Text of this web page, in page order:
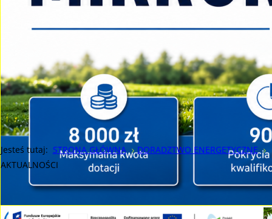
Jesteś tutaj: STRONA GŁÓWNA
DORADZTWO ENERGETYCZNE
AKTUALNOŚCI